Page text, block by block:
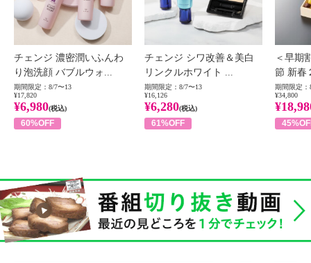
チェンジ 濃密潤いふんわ
り泡洗顔 バブルウォ...
期間限定：8/7〜13
¥17,820
¥6,980(税込)
60%OFF
チェンジ シワ改善＆美白
リンクルホワイト ...
期間限定：8/7〜13
¥16,126
¥6,280(税込)
61%OFF
＜早期
節 新春
期間限定：
¥34,800